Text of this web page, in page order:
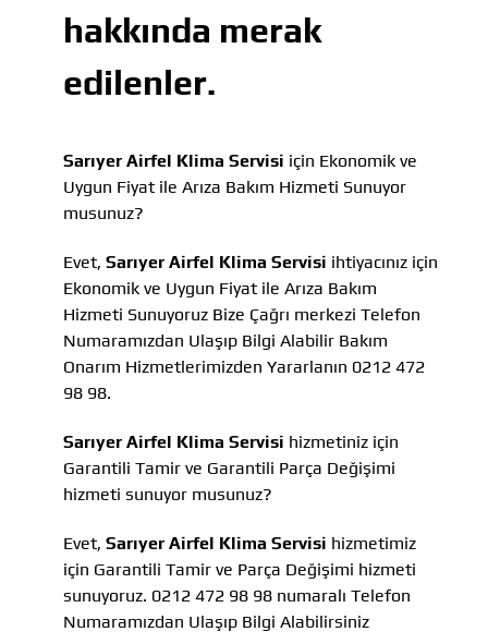
hakkında merak
edilenler.
Sarıyer Airfel Klima Servisi için Ekonomik ve
Uygun Fiyat ile Arıza Bakım Hizmeti Sunuyor
musunuz?
Evet, Sarıyer Airfel Klima Servisi ihtiyacınız için
Ekonomik ve Uygun Fiyat ile Arıza Bakım
Hizmeti Sunuyoruz Bize Çağrı merkezi Telefon
Numaramızdan Ulaşıp Bilgi Alabilir Bakım
Onarım Hizmetlerimizden Yararlanın 0212 472
98 98.
Sarıyer Airfel Klima Servisi hizmetiniz için
Garantili Tamir ve Garantili Parça Değişimi
hizmeti sunuyor musunuz?
Evet, Sarıyer Airfel Klima Servisi hizmetimiz
için Garantili Tamir ve Parça Değişimi hizmeti
sunuyoruz. 0212 472 98 98 numaralı Telefon
Numaramızdan Ulaşıp Bilgi Alabilirsiniz